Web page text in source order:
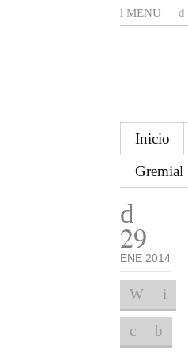
MENU
Inicio
Gremial
29
ENE 2014